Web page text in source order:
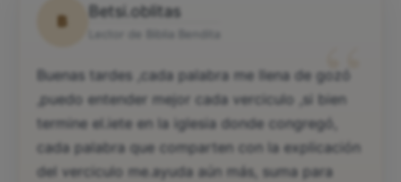
B
Betsi.oblitas
“
Buenas tardes ,cada palabra me llena de gozó
,puedo entender mejor cada verciculo ,si bien
termine el.iete en la iglesia donde congregó,
cada palabra que comparten con la explicación
del verciculo me.ayuda aún más, suma para